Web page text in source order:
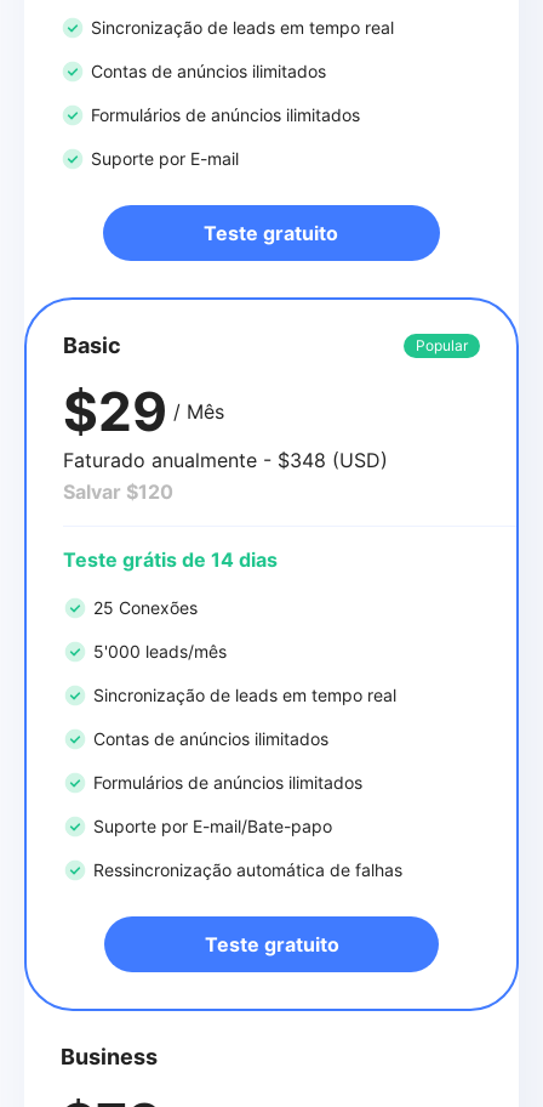
Sincronização de leads em tempo real
Contas de anúncios ilimitados
Formulários de anúncios ilimitados
Suporte por E-mail
Teste gratuito
Basic Popular
$29 / Mês
Faturado anualmente - $348 (USD)
Salvar $120
Teste grátis de 14 dias
25 Conexões
5'000 leads/mês
Sincronização de leads em tempo real
Contas de anúncios ilimitados
Formulários de anúncios ilimitados
Suporte por E-mail/Bate-papo
Ressincronização automática de falhas
Teste gratuito
Business